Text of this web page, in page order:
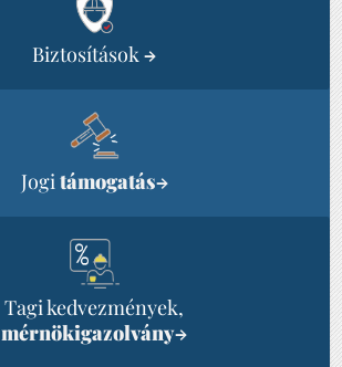
Biztosítások→
Jogitámogatás→
Tagi kedvezmények,
mérnökigazolvány→